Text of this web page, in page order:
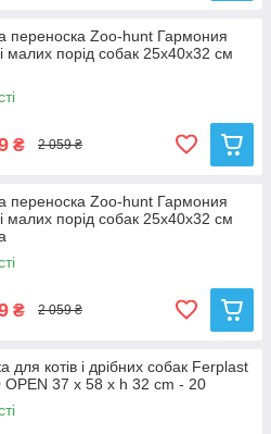
переноска Zoo-hunt Гармония
і малих порід собак 25х40х32 см
₴ 2 059 ₴
переноска Zoo-hunt Гармония
і малих порід собак 25х40х32 см
₴ 2 059 ₴
для котів і дрібних собак Ferplast
OPEN 37 x 58 x h 32 cm - 20